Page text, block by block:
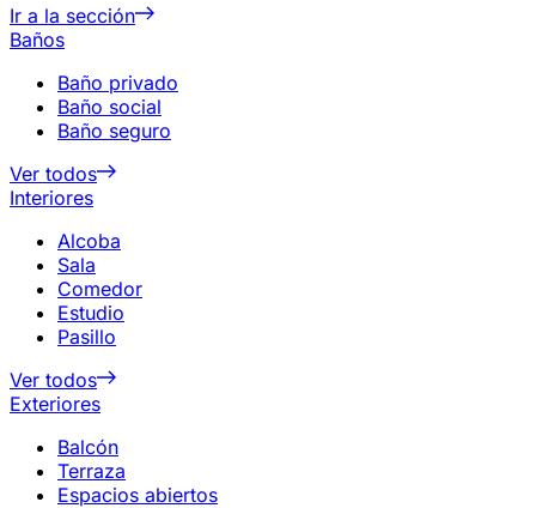
Ir a la sección
Baños
Baño privado
Baño social
Baño seguro
Ver todos
Interiores
Alcoba
Sala
Comedor
Estudio
Pasillo
Ver todos
Exteriores
Balcón
Terraza
Espacios abiertos